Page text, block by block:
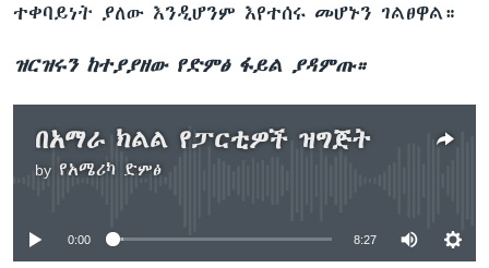
ተቀባይነት ያለው እንዲሆንም እየተሰሩ መሆኑን ገልፀዋል።
ዝርዝሩን ከተያያዘው የድምፅ ፋይል ያዳምጡ።
በአማራ ክልል የፓርቲዎች ዝግጅት
by የአሜሪካ ድምፅ
No media source currently available
0:00 8:27